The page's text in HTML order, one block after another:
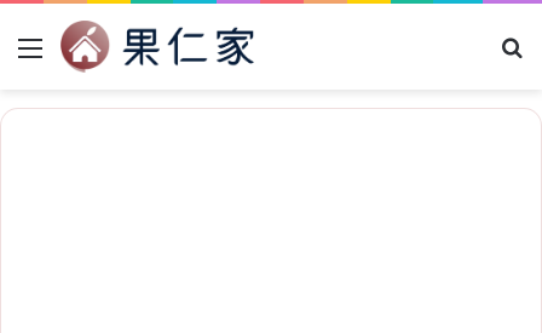
Menu